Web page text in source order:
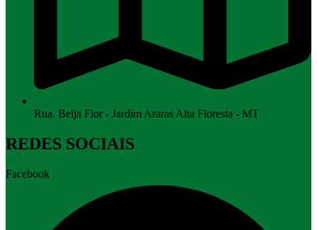
Rua. Beija Flor - Jardim Araras Alta Floresta - MT
REDES SOCIAIS
Facebook